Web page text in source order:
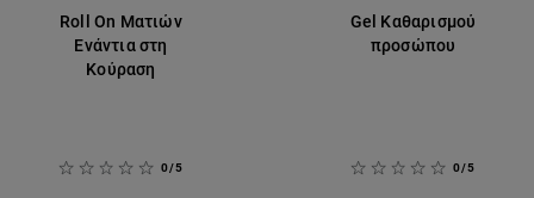
Roll On Ματιών
Ενάντια στη
Κούραση
0/5
Gel Καθαρισμού
προσώπου
0/5